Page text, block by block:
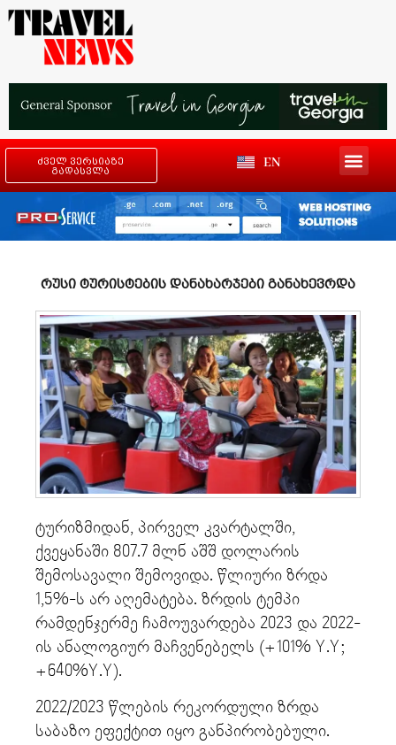
ძველ ვერსიაზე
გადასვლა
EN
რუსი ტურისტების დანახარჯები განახევრდა
ტურიზმიდან, პირველ კვარტალში,
ქვეყანაში 807.7 მლნ აშშ დოლარის
შემოსავალი შემოვიდა. წლიური ზრდა
1,5%-ს არ აღემატება. ზრდის ტემპი
რამდენჯერმე ჩამოუვარდება 2023 და 2022-
ის ანალოგიურ მაჩვენებელს (+101% Y.Y;
+640%Y.Y).
2022/2023 წლების რეკორდული ზრდა
საბაზო ეფექტით იყო განპირობებული.